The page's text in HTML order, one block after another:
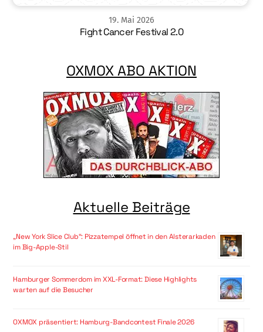
19. Mai 2026
Fight Cancer Festival 2.0
OXMOX ABO AKTION
Aktuelle Beiträge
„New York Slice Club“: Pizzatempel öffnet in den Alsterarkaden
im Big-Apple-Stil
Hamburger Sommerdom im XXL-Format: Diese Highlights
warten auf die Besucher
OXMOX präsentiert: Hamburg-Bandcontest Finale 2026